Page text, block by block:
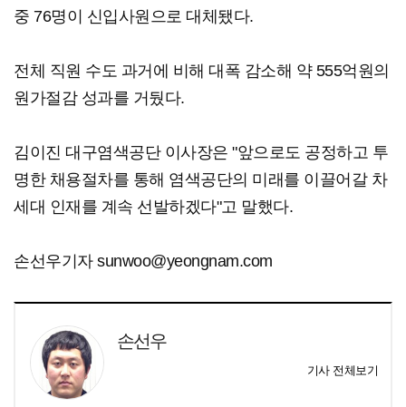
중 76명이 신입사원으로 대체됐다.
전체 직원 수도 과거에 비해 대폭 감소해 약 555억원의
원가절감 성과를 거뒀다.
김이진 대구염색공단 이사장은 "앞으로도 공정하고 투
명한 채용절차를 통해 염색공단의 미래를 이끌어갈 차
세대 인재를 계속 선발하겠다"고 말했다.
손선우기자 sunwoo@yeongnam.com
손선우
기사 전체보기